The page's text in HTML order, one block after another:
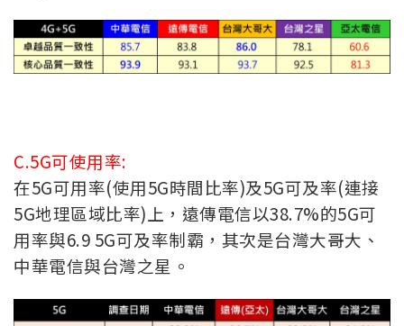
C.5G可使用率:
在5G可用率(使用5G時間比率)及5G可及率(連接
5G地理區域比率)上，遠傳電信以38.7%的5G可
用率與6.9 5G可及率制霸，其次是台灣大哥大、
中華電信與台灣之星。